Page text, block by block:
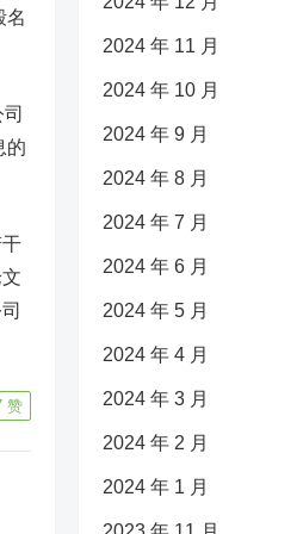
名
的
赞
2024 年 11 月
2024 年 10 月
2024 年 9 月
2024 年 8 月
2024 年 7 月
2024 年 6 月
2024 年 5 月
2024 年 4 月
2024 年 3 月
2024 年 2 月
2024 年 1 月